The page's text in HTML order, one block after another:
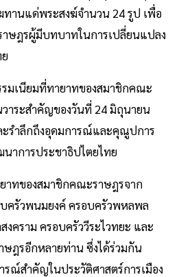
ทานแด่พระสงฆ์จำนวน 24 รูป เพื่อ
ษฎรผู้มีบทบาทในการเปลี่ยนแปลง
มเนียมที่ทายาทของสมาชิกคณะ
าระสำคัญของวันที่ 24 มิถุนายน
รำลึกถึงอุดมการณ์และคุณูปการ
าการประชาธิปไตยไทย
าทของสมาชิกคณะราษฎรจาก
ครัวพนมยงค์ ครอบครัวพหลพล
คราม ครอบครัววีระไวทยะ และ
ฎรอีกหลายท่าน ซึ่งได้ร่วมกัน
รณ์สำคัญในประวัติศาสตร์การเมือง